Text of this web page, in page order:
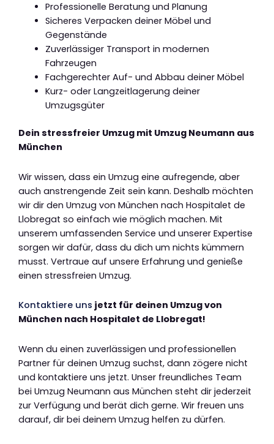
Professionelle Beratung und Planung
Sicheres Verpacken deiner Möbel und
Gegenstände
Zuverlässiger Transport in modernen
Fahrzeugen
Fachgerechter Auf- und Abbau deiner Möbel
Kurz- oder Langzeitlagerung deiner
Umzugsgüter
Dein stressfreier Umzug mit Umzug Neumann aus
München
Wir wissen, dass ein Umzug eine aufregende, aber
auch anstrengende Zeit sein kann. Deshalb möchten
wir dir den Umzug von München nach Hospitalet de
Llobregat so einfach wie möglich machen. Mit
unserem umfassenden Service und unserer Expertise
sorgen wir dafür, dass du dich um nichts kümmern
musst. Vertraue auf unsere Erfahrung und genieße
einen stressfreien Umzug.
Kontaktiere uns jetzt für deinen Umzug von
München nach Hospitalet de Llobregat!
Wenn du einen zuverlässigen und professionellen
Partner für deinen Umzug suchst, dann zögere nicht
und kontaktiere uns jetzt. Unser freundliches Team
bei Umzug Neumann aus München steht dir jederzeit
zur Verfügung und berät dich gerne. Wir freuen uns
darauf, dir bei deinem Umzug helfen zu dürfen.